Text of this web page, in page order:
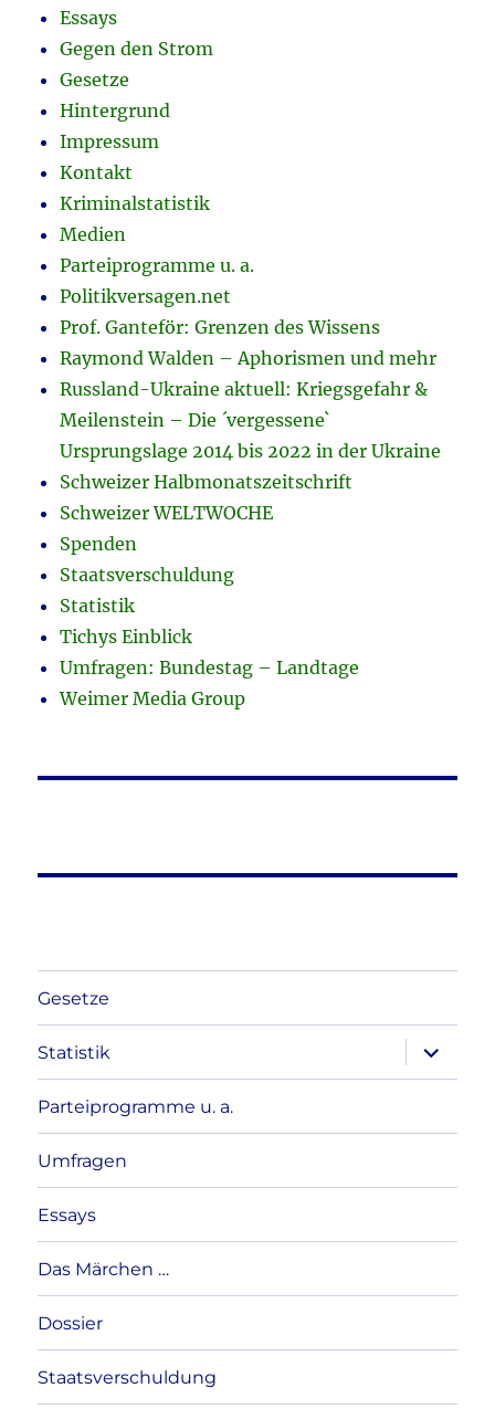
Essays
Gegen den Strom
Gesetze
Hintergrund
Impressum
Kontakt
Kriminalstatistik
Medien
Parteiprogramme u. a.
Politikversagen.net
Prof. Ganteför: Grenzen des Wissens
Raymond Walden – Aphorismen und mehr
Russland-Ukraine aktuell: Kriegsgefahr &
Meilenstein – Die ´vergessene`
Ursprungslage 2014 bis 2022 in der Ukraine
Schweizer Halbmonatszeitschrift
Schweizer WELTWOCHE
Spenden
Staatsverschuldung
Statistik
Tichys Einblick
Umfragen: Bundestag – Landtage
Weimer Media Group
Gesetze
Statistik
anzeigen
Parteiprogramme u. a.
Umfragen
Essays
Das Märchen …
Dossier
Staatsverschuldung